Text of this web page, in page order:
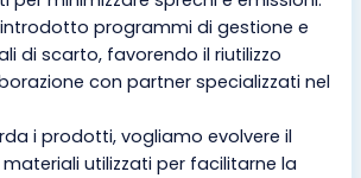
programmi di gestione e
di scarto, favorendo il riutilizzo
con partner specializzati nel
i prodotti, vogliamo evolvere il
utilizzati per facilitarne la